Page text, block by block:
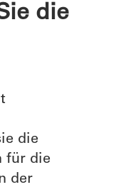
die
die
für die
der